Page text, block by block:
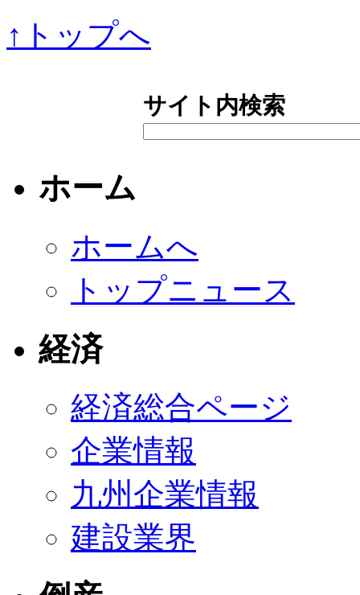
↑トップへ
サイト内検索
ホーム
ホームへ
トップニュース
経済
経済総合ページ
企業情報
九州企業情報
建設業界